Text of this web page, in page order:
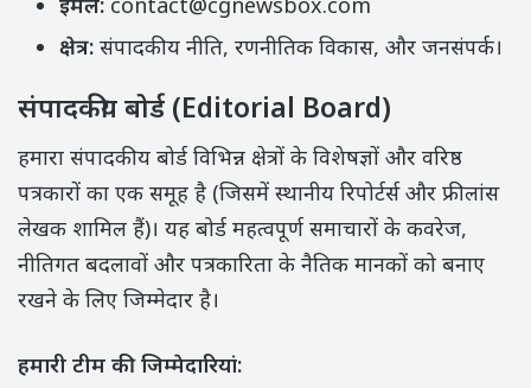
क्षेत्र: संपादकीय नीति, रणनीतिक विकास, और जनसंपर्क।
संपादकीय बोर्ड (Editorial Board)
हमारा संपादकीय बोर्ड विभिन्न क्षेत्रों के विशेषज्ञों और वरिष्ठ
पत्रकारों का एक समूह है (जिसमें स्थानीय रिपोर्टर्स और फ्रीलांस
लेखक शामिल हैं)। यह बोर्ड महत्वपूर्ण समाचारों के कवरेज,
नीतिगत बदलावों और पत्रकारिता के नैतिक मानकों को बनाए
रखने के लिए जिम्मेदार है।
हमारी टीम की जिम्मेदारियां: